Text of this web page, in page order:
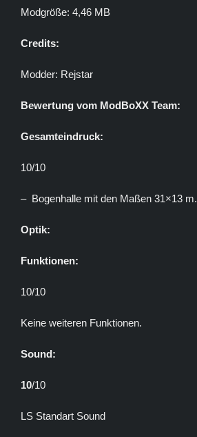
Modgröße: 4,46 MB
Credits:
Modder: Rejstar
Bewertung vom ModBoXX Team:
Gesamteindruck:
10/10
– Bogenhalle mit den Maßen 31×13 m.
Optik:
Funktionen:
10/10
Keine weiteren Funktionen.
Sound:
10/10
LS Standart Sound